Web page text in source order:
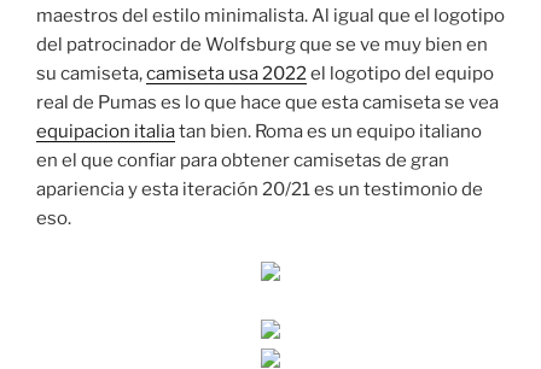
maestros del estilo minimalista. Al igual que el logotipo
del patrocinador de Wolfsburg que se ve muy bien en
su camiseta,camiseta usa 2022el logotipo del equipo
real de Pumas es lo que hace que esta camiseta se vea
equipacion italiatan bien. Roma es un equipo italiano
en el que confiar para obtener camisetas de gran
apariencia y esta iteración 20/21 es un testimonio de
eso.